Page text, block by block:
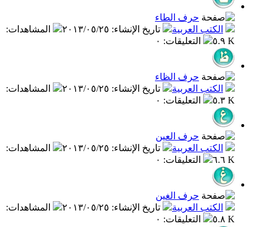
حرف الطاء
الكتب العربية
تاريخ الإنشاء: ٢٠١٣/٠٥/٢٥ المشاهدات:
٥.٩ K
التعليقات: ٠
حرف الظاء
الكتب العربية
تاريخ الإنشاء: ٢٠١٣/٠٥/٢٥ المشاهدات:
٥.٣ K
التعليقات: ٠
حرف العين
الكتب العربية
تاريخ الإنشاء: ٢٠١٣/٠٥/٢٥ المشاهدات:
٦.٦ K
التعليقات: ٠
حرف الغين
الكتب العربية
تاريخ الإنشاء: ٢٠١٣/٠٥/٢٥ المشاهدات:
٥.٨ K
التعليقات: ٠